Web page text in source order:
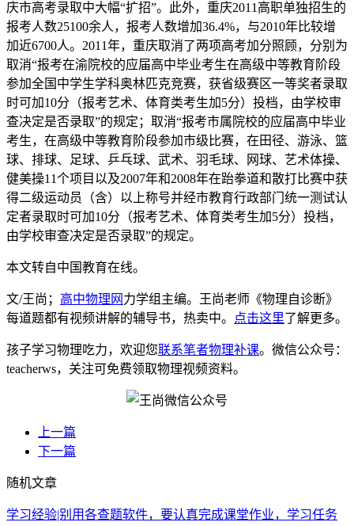
庆市高考录取中大幅“扩招”。此外，重庆2011高职单独招生的
报考人数25100余人，报考人数增加36.4%，与2010年比较增
加近6700人。2011年，重庆取消了两项高考加分照顾，分别为
取消“报考在渝院校的应届高中毕业考生在高级中等教育阶段
参加全国中学生学科奥林匹克竞赛，获省级赛区一等奖者录取
时可加10分（报考艺术、体育类考生加5分）投档，由学校审
查决定是否录取”的规定；取消“报考市属院校的应届高中毕业
考生，在高级中等教育阶段参加市级比赛，在田径、游泳、篮
球、排球、足球、乒乓球、武术、羽毛球、网球、艺术体操、
健美操11个项目以及2007年和2008年在跆拳道和散打比赛中获
得二级运动员（含）以上称号并经市教育行政部门统一测试认
定者录取时可加10分（报考艺术、体育类考生加5分）投档，
由学校审查决定是否录取”的规定。
本文转自中国教育在线。
文/王尚； 高中物理网 力学组主编。王尚老师《物理自诊断》
每道题都有视频讲解的辅导书，热卖中。
点击这里了解更多。
孩子学习物理吃力，欢迎您联系笔者物理补课。微信公众号：
teacherws，关注可免费领取物理视频资料。
上一篇
下一篇
随机文章
学习经验|别用各查题软件，要认真完成课堂作业，学习任务